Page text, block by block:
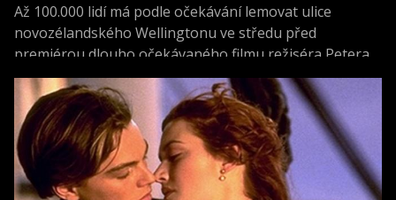
Až 100.000 lidí má podle očekávání lemovat ulice
novozélandského Wellingtonu ve středu před
premiérou dlouho očekávaného filmu režiséra Petera
Jacksona Hobit: Neočekávaná cesta. Hvězdy filmu
včetně Cate Blanchettové, Elijaha Wooda, Barryho
Humphriese a Huga Weavinga se objeví na červeném
koberci před prvním promítáním snímku, který je
prvním dílem trilogie dějově předcházející neméně
slavnému Pánu prstenů.